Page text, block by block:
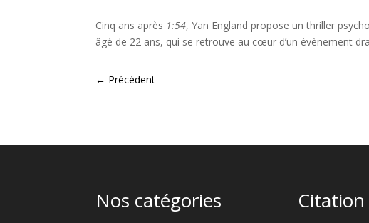
Cinq ans après 1:54, Yan England propose un thriller
âgé de 22 ans, qui se retrouve au cœur d’un évènement
← Précédent
Nos catégories Citation